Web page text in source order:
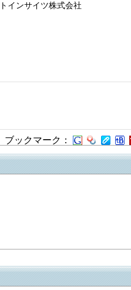
インサイツ株式会社
ブックマーク：